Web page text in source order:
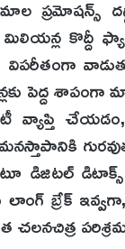
ప్రమోషన్స్
కొద్దీ
విపరీతంగా
పెద్ద శాపంగా
చేయడం,
డిజిటల్
బ్రేక్ ఇవ్వగా,
చలనచిత్ర